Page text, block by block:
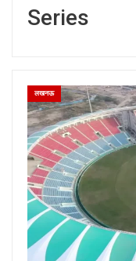
Series
लखनऊ